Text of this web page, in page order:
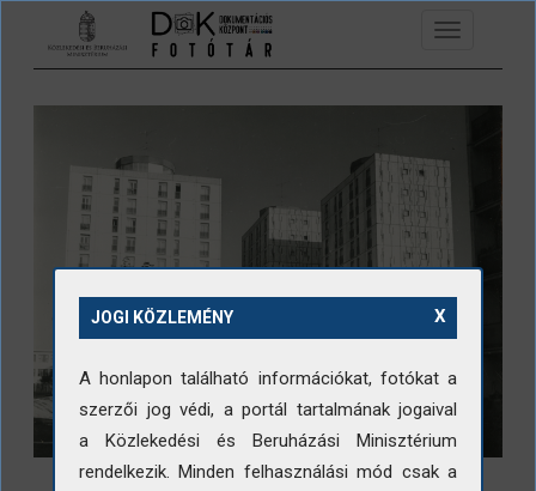
Ugrás a tartalomra
Toggle
navigation
X
JOGI KÖZLEMÉNY
A honlapon található információkat, fotókat a
szerzői jog védi, a portál tartalmának jogaival
a Közlekedési és Beruházási Minisztérium
rendelkezik. Minden felhasználási mód csak a